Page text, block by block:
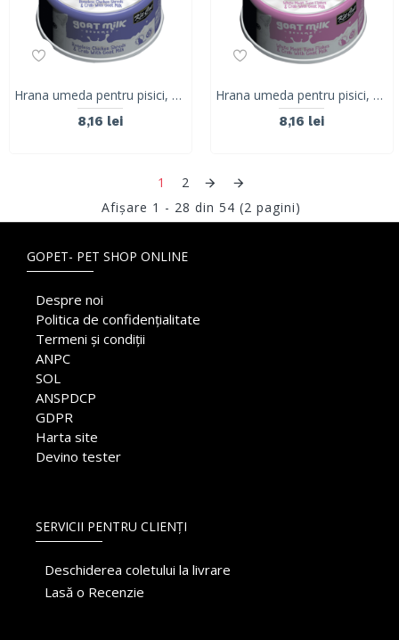
Hrana umeda pentru pisici, Kit Cat Goat Milk Gourmet,File de Pui Fara Oase & Crab cu Lapte de Capra, 70g
8,16 lei
Hrana umeda pentru pisici, Kit Cat Goat Milk Gourmet, Ton Alb & Crab cu Lapte de Capra, 70g
8,16 lei
1
2
Afişare 1 - 28 din 54 (2 pagini)
GOPET- PET SHOP ONLINE
Despre noi
Politica de confidențialitate
Termeni și condiții
ANPC
SOL
ANSPDCP
GDPR
Harta site
Devino tester
SERVICII PENTRU CLIENȚI
Deschiderea coletului la livrare
Lasă o Recenzie